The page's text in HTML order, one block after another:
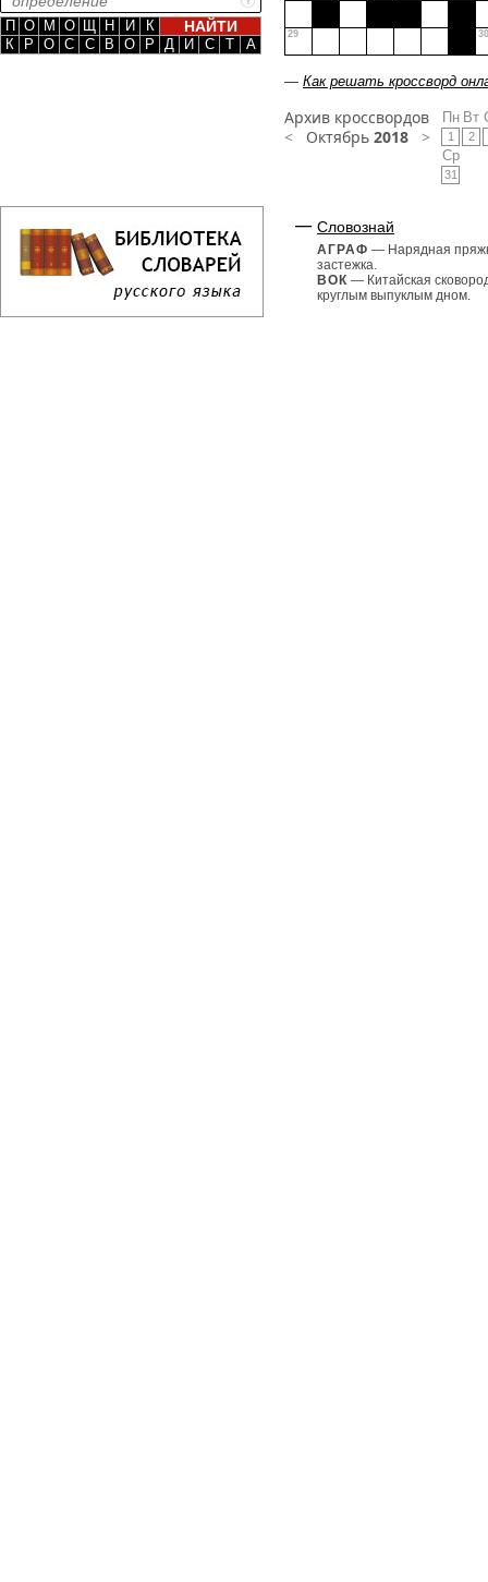
П О М О Щ Н И
К
К
Р О С С В О Р Д И С Т А
29 30
— Как решать кроссворд
Архив кроссвордов
< Октябрь 2018 >
Пн
1
Вт
2
Ср
31
Словознай
АГРАФ — Нарядная
застежка.
ВОК — Китайская
круглым выпуклым дном.